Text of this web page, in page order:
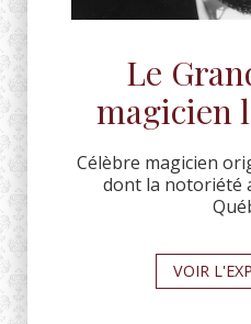
Le
magicien
Célèbre magicien
dont la notoriété
VOIR